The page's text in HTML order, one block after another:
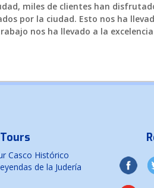
miles de clientes han
por la ciudad. Esto nos ha
nos ha llevado a la
Tours
Casco Histórico
de la Judería